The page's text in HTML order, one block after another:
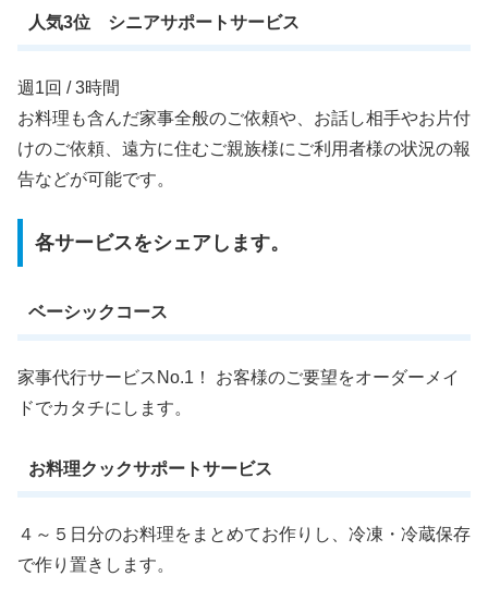
人気3位 シニアサポートサービス
週1回 / 3時間
お料理も含んだ家事全般のご依頼や、お話し相手やお片付
けのご依頼、遠方に住むご親族様にご利用者様の状況の報
告などが可能です。
各サービスをシェアします。
ベーシックコース
家事代行サービスNo.1！ お客様のご要望をオーダーメイ
ドでカタチにします。
お料理クックサポートサービス
４～５日分のお料理をまとめてお作りし、冷凍・冷蔵保存
で作り置きします。